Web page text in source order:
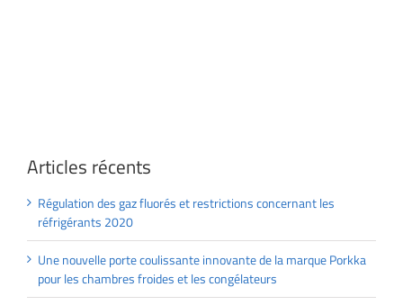
Articles récents
Régulation des gaz fluorés et restrictions concernant les
réfrigérants 2020
Une nouvelle porte coulissante innovante de la marque Porkka
pour les chambres froides et les congélateurs